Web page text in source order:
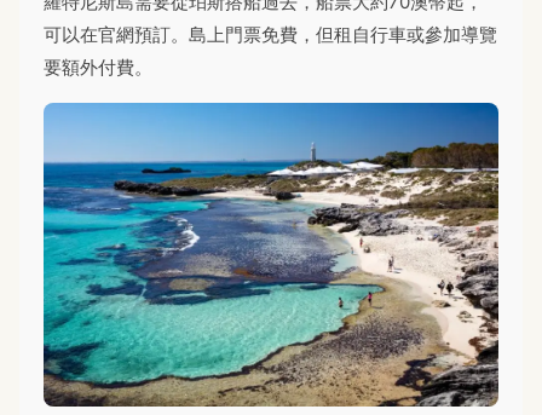
可以在官網預訂。島上門票免費，但租自行車或參加導覽
要額外付費。